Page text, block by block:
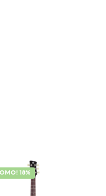
18%